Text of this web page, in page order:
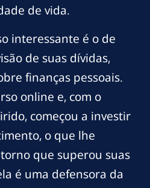
de vida.
interessante é o de
de suas dívidas,
finanças pessoais.
online e, com o
começou a investir
o que lhe
que superou suas
é uma defensora da